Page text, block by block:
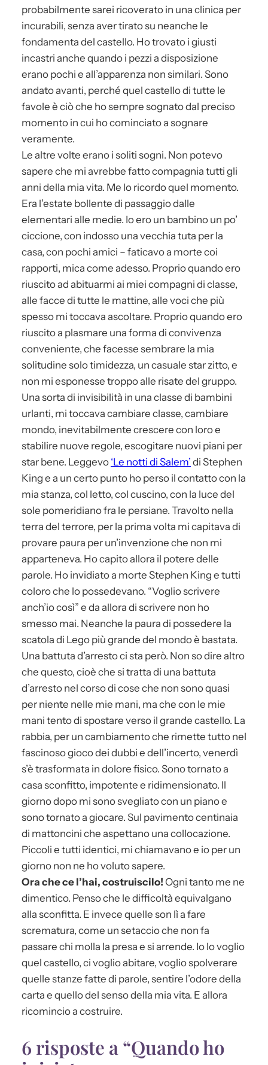
probabilmente sarei ricoverato in una clinica per
incurabili, senza aver tirato su neanche le
fondamenta del castello. Ho trovato i giusti
incastri anche quando i pezzi a disposizione
erano pochi e all’apparenza non similari. Sono
andato avanti, perché quel castello di tutte le
favole è ciò che ho sempre sognato dal preciso
momento in cui ho cominciato a sognare
veramente.
Le altre volte erano i soliti sogni. Non potevo
sapere che mi avrebbe fatto compagnia tutti gli
anni della mia vita. Me lo ricordo quel momento.
Era l’estate bollente di passaggio dalle
elementari alle medie. Io ero un bambino un po’
ciccione, con indosso una vecchia tuta per la
casa, con pochi amici – faticavo a morte coi
rapporti, mica come adesso. Proprio quando ero
riuscito ad abituarmi ai miei compagni di classe,
alle facce di tutte le mattine, alle voci che più
spesso mi toccava ascoltare. Proprio quando ero
riuscito a plasmare una forma di convivenza
conveniente, che facesse sembrare la mia
solitudine solo timidezza, un casuale star zitto, e
non mi esponesse troppo alle risate del gruppo.
Una sorta di invisibilità in una classe di bambini
urlanti, mi toccava cambiare classe, cambiare
mondo, inevitabilmente crescere con loro e
stabilire nuove regole, escogitare nuovi piani per
star bene. Leggevo ‘Le notti di Salem’ di Stephen
King e a un certo punto ho perso il contatto con la
mia stanza, col letto, col cuscino, con la luce del
sole pomeridiano fra le persiane. Travolto nella
terra del terrore, per la prima volta mi capitava di
provare paura per un’invenzione che non mi
apparteneva. Ho capito allora il potere delle
parole. Ho invidiato a morte Stephen King e tutti
coloro che lo possedevano. “Voglio scrivere
anch’io così” e da allora di scrivere non ho
smesso mai. Neanche la paura di possedere la
scatola di Lego più grande del mondo è bastata.
Una battuta d’arresto ci sta però. Non so dire altro
che questo, cioè che si tratta di una battuta
d’arresto nel corso di cose che non sono quasi
per niente nelle mie mani, ma che con le mie
mani tento di spostare verso il grande castello. La
rabbia, per un cambiamento che rimette tutto nel
fascinoso gioco dei dubbi e dell’incerto, venerdì
s’è trasformata in dolore fisico. Sono tornato a
casa sconfitto, impotente e ridimensionato. Il
giorno dopo mi sono svegliato con un piano e
sono tornato a giocare. Sul pavimento centinaia
di mattoncini che aspettano una collocazione.
Piccoli e tutti identici, mi chiamavano e io per un
giorno non ne ho voluto sapere.
Ora che ce l’hai, costruiscilo! Ogni tanto me ne
dimentico. Penso che le difficoltà equivalgano
alla sconfitta. E invece quelle son lì a fare
scrematura, come un setaccio che non fa
passare chi molla la presa e si arrende. Io lo voglio
quel castello, ci voglio abitare, voglio spolverare
quelle stanze fatte di parole, sentire l’odore della
carta e quello del senso della mia vita. E allora
ricomincio a costruire.
6 risposte a “Quando ho